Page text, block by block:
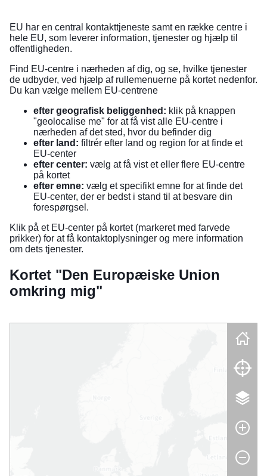
EU har en central kontakttjeneste samt en række centre i
hele EU, som leverer information, tjenester og hjælp til
offentligheden.
Find EU-centre i nærheden af dig, og se, hvilke tjenester
de udbyder, ved hjælp af rullemenuerne på kortet nedenfor.
Du kan vælge mellem EU-centrene
efter geografisk beliggenhed: klik på knappen
"geolocalise me" for at få vist alle EU-centre i
nærheden af det sted, hvor du befinder dig
efter land: filtrér efter land og region for at finde et
EU-center
efter center: vælg at få vist et eller flere EU-centre
på kortet
efter emne: vælg et specifikt emne for at finde det
EU-center, der er bedst i stand til at besvare din
forespørgsel.
Klik på et EU-center på kortet (markeret med farvede
prikker) for at få kontaktoplysninger og mere information
om dets tjenester.
Kortet "Den Europæiske Union
omkring mig"